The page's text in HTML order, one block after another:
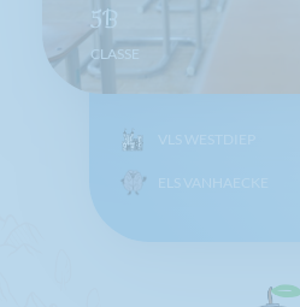
5B
CLASSE